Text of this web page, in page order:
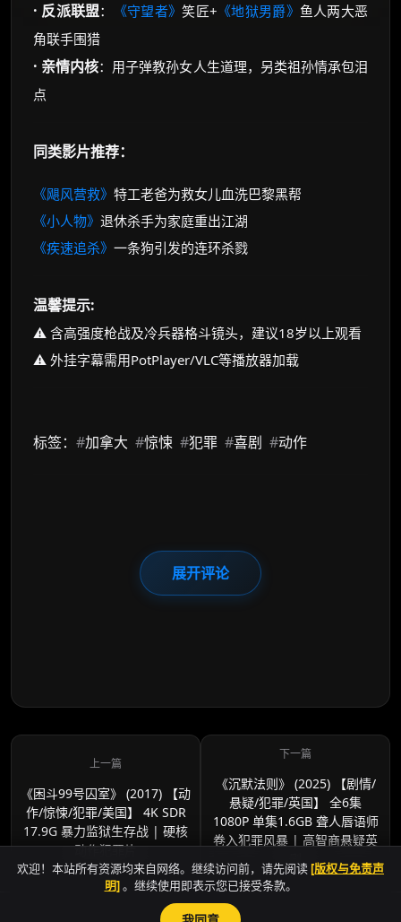
· 反派联盟： 《守望者》笑匠+ 《地狱男爵》 鱼人两大恶
角联手围猎
· 亲情内核：用子弹教孙女人生道理，另类祖孙情承包泪
点
同类影片推荐：
《飓风营救》 特工老爸为救女儿血洗巴黎黑帮
《小人物》 退休杀手为家庭重出江湖
《疾速追杀》 一条狗引发的连环杀戮
温馨提示:
⚠️ 含高强度枪战及冷兵器格斗镜头，建议18岁以上观看
⚠️ 外挂字幕需用PotPlayer/VLC等播放器加载
标签： #加拿大 #惊悚 #犯罪 #喜剧 #动作
展开评论
《困斗99号囚室》 (2017) 【动
作/惊悚/犯罪/美国】 4K SDR
17.9G 暴力监狱生存战 | 硬核
动作犯罪片
《沉默法则》 (2025) 【剧情/
悬疑/犯罪/英国】 全6集
1080P 单集1.6GB 聋人唇语师
卷入犯罪风暴 | 高智商悬疑英
剧
欢迎！本站所有资源均来自网络。继续访问前，请先阅读 [版权与免责声
明]。继续使用即表示您已接受条款。